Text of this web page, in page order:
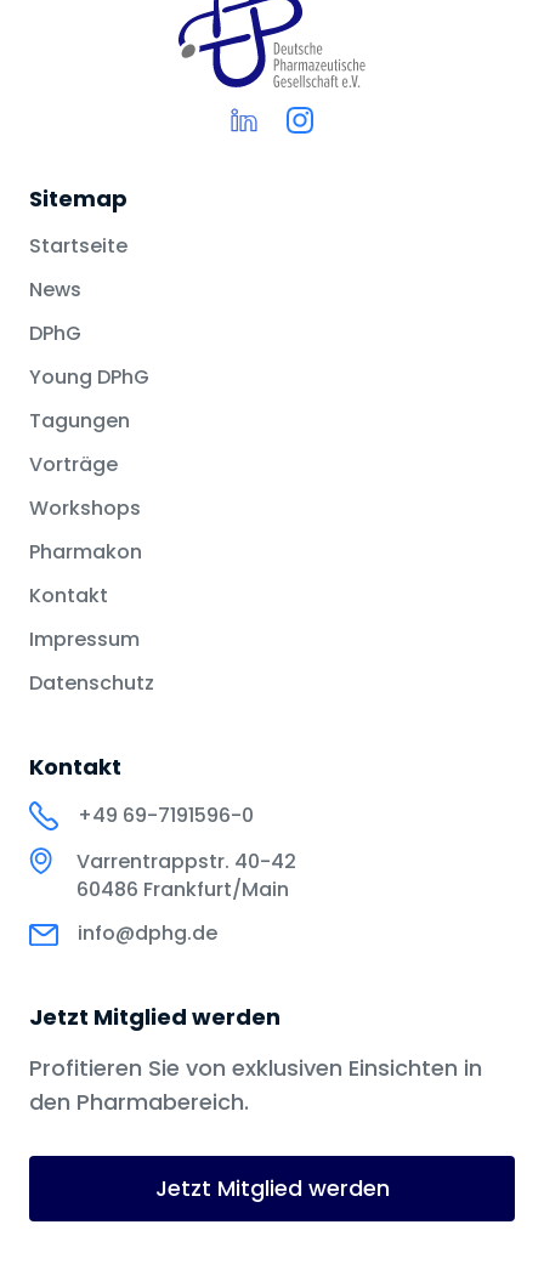
Sitemap
Startseite
News
DPhG
Young DPhG
Tagungen
Vorträge
Workshops
Pharmakon
Kontakt
Impressum
Datenschutz
Kontakt
+49 69-7191596-0
Varrentrappstr. 40-42
60486 Frankfurt/Main
info@dphg.de
Jetzt Mitglied werden
Profitieren Sie von exklusiven Einsichten in
den Pharmabereich.
Jetzt Mitglied werden